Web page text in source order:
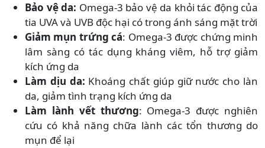
Bảo vệ da: Omega-3 bảo vệ da khỏi tác động của
tia UVA và UVB độc hại có trong ánh sáng mặt trời
Giảm mụn trứng cá: Omega-3 được chứng minh
lâm sàng có tác dụng kháng viêm, hỗ trợ giảm
kích ứng da
Làm dịu da: Khoáng chất giúp giữ nước cho làn
da, giảm tình trạng kích ứng da
Làm lành vết thương: Omega-3 được nghiên
cứu có khả năng chữa lành các tổn thương do
mụn để lại